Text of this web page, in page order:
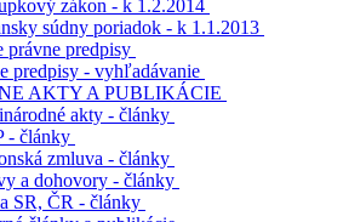
zákon - k 1.2.2014
súdny poriadok - k 1.1.2013
právne predpisy
predpisy - vyhľadávanie
AKTY A PUBLIKÁCIE
akty - články
- články
zmluva - články
a dohovory - články
SR, ČR - články